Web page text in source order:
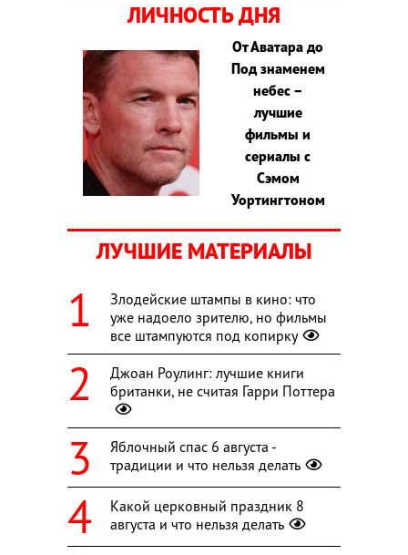
ЛИЧНОСТЬ ДНЯ
От Аватара до
Под знаменем
небес –
лучшие
фильмы и
сериалы с
Сэмом
Уортингтоном
ЛУЧШИЕ МАТЕРИАЛЫ
Злодейские штампы в кино: что
уже надоело зрителю, но фильмы
все штампуются под копирку
Джоан Роулинг: лучшие книги
британки, не считая Гарри Поттера
Яблочный спас 6 августа -
традиции и что нельзя делать
Какой церковный праздник 8
августа и что нельзя делать